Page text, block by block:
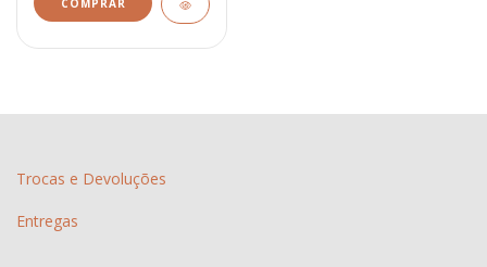
COMPRAR
Trocas e Devoluções
Entregas